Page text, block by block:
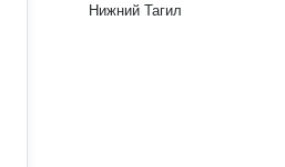
Нижний Тагил